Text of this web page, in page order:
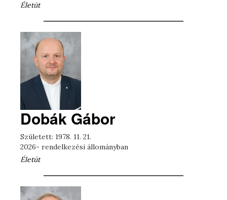
Életút
Dobák Gábor
Született: 1978. 11. 21.
2026- rendelkezési állományban
Életút